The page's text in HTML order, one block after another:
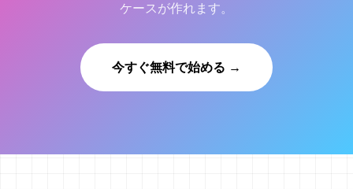
ケースが作れます。
今すぐ無料で始める →